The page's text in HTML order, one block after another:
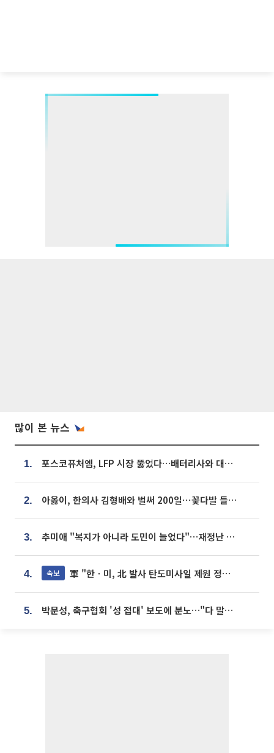
많이 본 뉴스
1. 포스코퓨처엠, LFP 시장 뚫었다…배터리사와 대규모 장기 공급 합의
2. 아옳이, 한의사 김형배와 벌써 200일⋯꽃다발 들고 "프러포즈 아냐"
3. 추미애 "복지가 아니라 도민이 늘었다"…재정난 책임론 정면돌파
4. 속보 軍 "한ㆍ미, 北 발사 탄도미사일 제원 정밀분석 중"
5. 박문성, 축구협회 '성 접대' 보도에 분노…"다 말아먹으려고 작정했나"